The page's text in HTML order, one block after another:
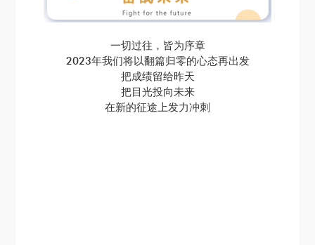
一切过往，皆为序章
2023年我们将以翻篇归零的心态再出发
把成绩留给昨天
把目光投向未来
在新的征途上发力冲刺